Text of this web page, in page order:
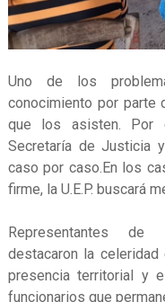
Uno de los
conocimiento por parte
que los asisten. Por
Secretaría de Justicia
caso por caso.En los
firme, la U.E.P. buscará
Representantes de
destacaron la celeridad
presencia territorial y
funcionarios que